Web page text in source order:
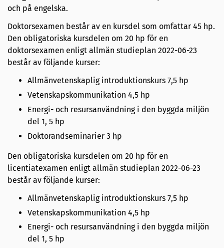
och på engelska.
Doktorsexamen består av en kursdel som omfattar 45 hp.
Den obligatoriska kursdelen om 20 hp för en
doktorsexamen enligt allmän studieplan 2022-06-23
består av följande kurser:
Allmänvetenskaplig introduktionskurs 7,5 hp
Vetenskapskommunikation 4,5 hp
Energi- och resursanvändning i den byggda miljön
del 1, 5 hp
Doktorandseminarier 3 hp
Den obligatoriska kursdelen om 20 hp för en
licentiatexamen enligt allmän studieplan 2022-06-23
består av följande kurser:
Allmänvetenskaplig introduktionskurs 7,5 hp
Vetenskapskommunikation 4,5 hp
Energi- och resursanvändning i den byggda miljön
del 1, 5 hp